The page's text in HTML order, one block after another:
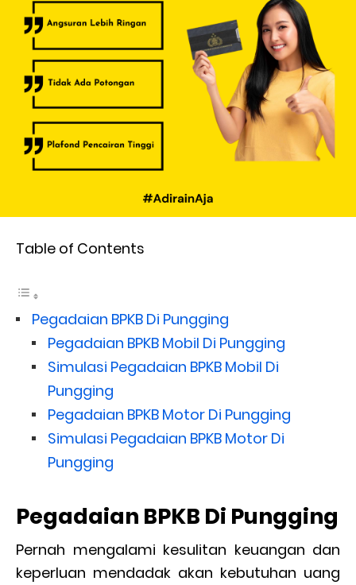
Table of Contents
Pegadaian BPKB Di Pungging
Pegadaian BPKB Mobil Di Pungging
Simulasi Pegadaian BPKB Mobil Di
Pungging
Pegadaian BPKB Motor Di Pungging
Simulasi Pegadaian BPKB Motor Di
Pungging
Pegadaian BPKB Di Pungging
Pernah mengalami kesulitan keuangan dan
keperluan mendadak akan kebutuhan uang